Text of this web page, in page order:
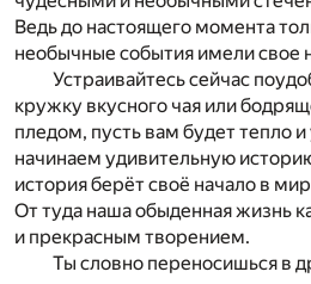
Ведь до настоящего момента
необычные события имели свое
Устраивайтесь сейчас
кружку вкусного чая или
пледом, пусть вам будет тепло
начинаем удивительную
история берёт своё начало в
От туда наша обыденная жизнь
и прекрасным творением.
Ты словно переносишься в